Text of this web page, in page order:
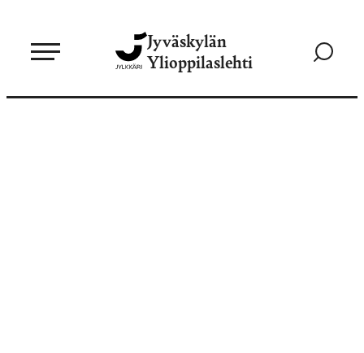
sisältöön
Jyväskylän
Ylioppilaslehti
Siirry